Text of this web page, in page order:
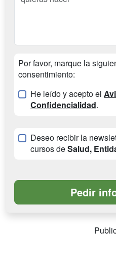
Por favor, marque la
consentimiento:
He leído y acepto el
Confidencialidad.
Deseo recibir la
cursos deSalud,